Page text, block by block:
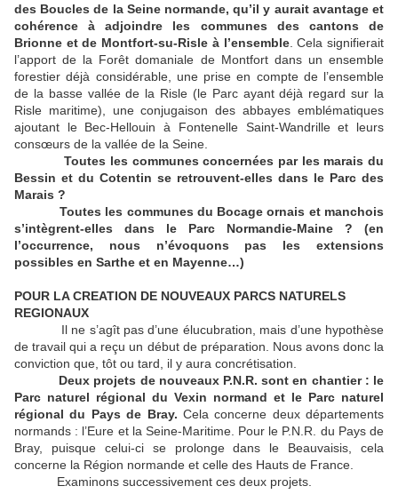
des Boucles de la Seine normande, qu’il y aurait avantage et
cohérence à adjoindre les communes des cantons de
Brionne et de Montfort-su-Risle à l’ensemble. Cela signifierait
l’apport de la Forêt domaniale de Montfort dans un ensemble
forestier déjà considérable, une prise en compte de l’ensemble
de la basse vallée de la Risle (le Parc ayant déjà regard sur la
Risle maritime), une conjugaison des abbayes emblématiques
ajoutant le Bec-Hellouin à Fontenelle Saint-Wandrille et leurs
consœurs de la vallée de la Seine.
Toutes les communes concernées par les marais du
Bessin et du Cotentin se retrouvent-elles dans le Parc des
Marais ?
Toutes les communes du Bocage ornais et manchois
s’intègrent-elles dans le Parc Normandie-Maine ? (en
l’occurrence, nous n’évoquons pas les extensions
possibles en Sarthe et en Mayenne…)
POUR LA CREATION DE NOUVEAUX PARCS NATURELS
REGIONAUX
Il ne s’agît pas d’une élucubration, mais d’une hypothèse
de travail qui a reçu un début de préparation. Nous avons donc la
conviction que, tôt ou tard, il y aura concrétisation.
Deux projets de nouveaux P.N.R. sont en chantier : le
Parc naturel régional du Vexin normand et le Parc naturel
régional du Pays de Bray. Cela concerne deux départements
normands : l’Eure et la Seine-Maritime. Pour le P.N.R. du Pays de
Bray, puisque celui-ci se prolonge dans le Beauvaisis, cela
concerne la Région normande et celle des Hauts de France.
Examinons successivement ces deux projets.